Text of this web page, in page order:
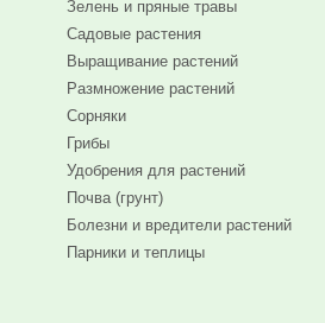
Зелень и пряные травы
Садовые растения
Выращивание растений
Размножение растений
Сорняки
Грибы
Удобрения для растений
Почва (грунт)
Болезни и вредители растений
Парники и теплицы